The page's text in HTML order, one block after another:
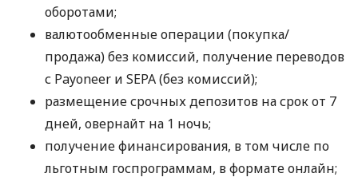
оборотами;
валютообменные операции (покупка/
продажа) без комиссий, получение переводов
с Payoneer и SEPA (без комиссий);
размещение срочных депозитов на срок от 7
дней, овернайт на 1 ночь;
получение финансирования, в том числе по
льготным госпрограммам, в формате онлайн;